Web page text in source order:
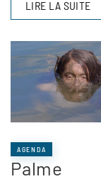
LIRE LA SUITE
AGENDA
Palme